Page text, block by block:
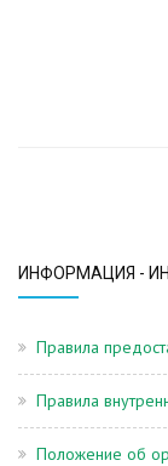
ИНФОРМАЦИЯ -
Правила
Правила
Положение об